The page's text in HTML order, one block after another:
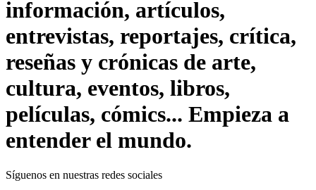
información, artículos,
entrevistas, reportajes, crítica,
reseñas y crónicas de arte,
cultura, eventos, libros,
películas, cómics... Empieza a
entender el mundo.
Síguenos en nuestras redes sociales